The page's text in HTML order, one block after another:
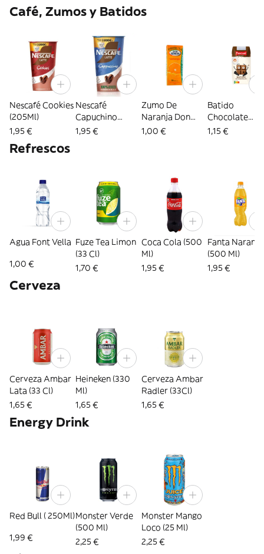
Café, Zumos y Batidos
Nescafé Cookies
(205Ml)
1,95 €
Nescafé
Capuchino
(205Ml)
1,95 €
Zumo De
Naranja Don
Simon (200 Ml)
1,00 €
Batido
Chocolate
Pascual
1,15 €
Refrescos
Agua Font Vella
1,00 €
Fuze Tea Limon
(33 Cl)
1,70 €
Coca Cola (500
Ml)
1,95 €
Fanta Naranja
(500 Ml)
1,95 €
Cerveza
Cerveza Ambar
Lata (33 Cl)
1,65 €
Heineken (330
Ml)
1,65 €
Cerveza Ambar
Radler (33Cl)
1,65 €
Energy Drink
Red Bull ( 250Ml)
1,99 €
Monster Verde
(500 Ml)
2,25 €
Monster Mango
Loco (25 Ml)
2,25 €